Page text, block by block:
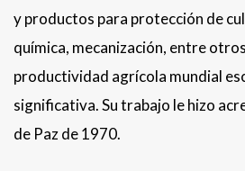
y productos para protección de
química, mecanización, entre
productividad agrícola mundial
significativa. Su trabajo le hizo
de Paz de 1970.